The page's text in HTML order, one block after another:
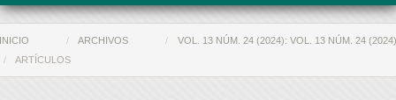
INICIO ARCHIVOS
VOL. 13 NÚM. 24 (2024): VOL. 13 NÚM. 24 (2024)
ARTÍCULOS